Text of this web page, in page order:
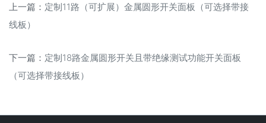
上一篇： 定制11路（可扩展）金属圆形开关面板（可选择带接
线板）
下一篇： 定制18路金属圆形开关且带绝缘测试功能开关面板
（可选择带接线板）